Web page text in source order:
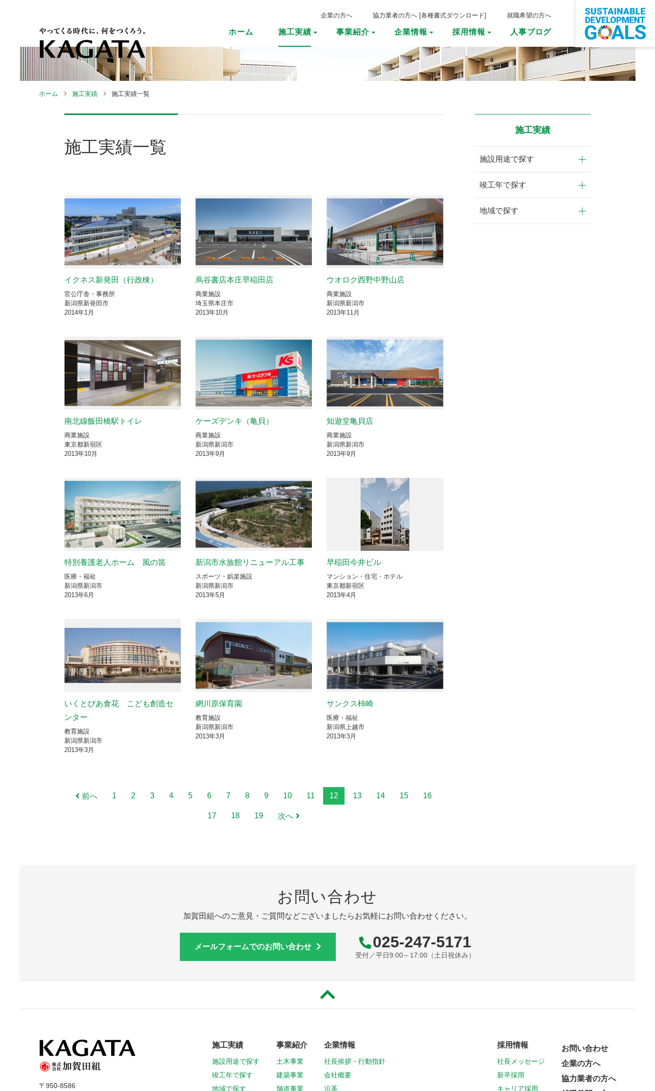
ホーム 施工実績 事業紹介 企業情報
品質・環境・安
情報セキュリ
ティへの取り組み
よりよい職場環境
への
採用情報
人事ブログ
人事ブログ
企業の方へ 協力業者の方へ [各種書式ダウンロード] 就職希望の方へ
ホーム 施工実績 施工実績一覧
施工実績一覧
イクネス新発田（行政棟）
官公庁舎・事務所
新潟県新発田市
2014年1月
蔦谷書店本庄早稲田店
商業施設
埼玉県本庄市
2013年10月
ウオロク西野中野山店
商業施設
新潟県新潟市
2013年11月
南北線飯田橋駅トイレ
商業施設
東京都新宿区
2013年10月
ケーズデンキ（亀貝）
商業施設
新潟県新潟市
2013年9月
知遊堂亀貝店
商業施設
新潟県新潟市
2013年9月
特別養護老人ホーム 風の笛
医療・福祉
新潟県新潟市
2013年6月
新潟市水族館リニューアル工事
スポーツ・娯楽施設
新潟県新潟市
2013年5月
早稲田今井ビル
マンション・住宅・ホテル
東京都新宿区
2013年4月
いくとぴあ食花 こども創造セ
ンター
教育施設
新潟県新潟市
2013年3月
網川原保育園
教育施設
新潟県新潟市
2013年3月
サンクス柿崎
医療・福祉
新潟県上越市
2013年3月
前へ 1 2 3 4 5 6 7 8 9 10 11 12 13 14 15 16
17 18 19 次へ
施工実績
施設用途で探す
竣工年で探す
地域で探す
お問い合わせ
加賀田組へのご意見・ご質問などございましたらお気軽にお問い合わせください。
メールフォームでのお問い合わせ 025-247-5171
受付／平日9:00～17:00（土日祝休み）
〒950-8586
施工実績
施設用途で探す
竣工年で探す
地域で探す
事業紹介
土木事業
建築事業
舗道事業
企業情報
社長挨拶・行動指針
会社概要
沿革
採用情報
社長メッセージ
新卒採用
キャリア採用
お問い合わせ
企業の方へ
協力業者の方へ